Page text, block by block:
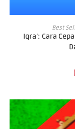
Best
Iqra’: Cara